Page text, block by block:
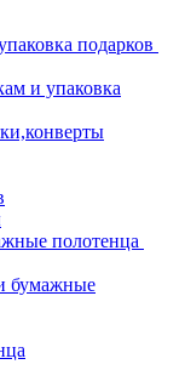
подарков
и упаковка
полотенца
бумажные